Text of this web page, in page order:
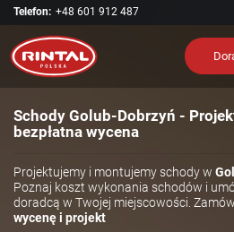
Telefon: +48 601 912 487
Schody Golub-Dobrzyń -
bezpłatna wycena
Projektujemy i montujemy schody w
Poznaj koszt wykonania schodów i
doradcą w Twojej miejscowości.
wycenę i projekt